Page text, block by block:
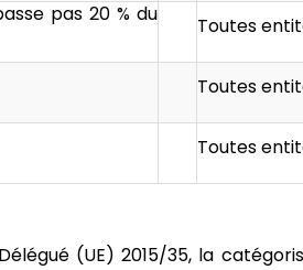
pas 20 % du
Toutes
Toutes
Toutes
(UE) 2015/35, la